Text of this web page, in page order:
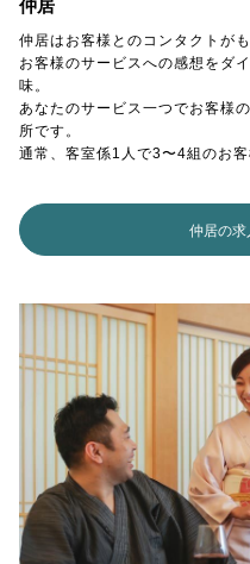
仲居
仲居はお客様とのコンタクトが
お客様のサービスへの感想をダ
味。
あなたのサービス一つでお客様
所です。
通常、客室係1人で3〜4組のお
仲居の求